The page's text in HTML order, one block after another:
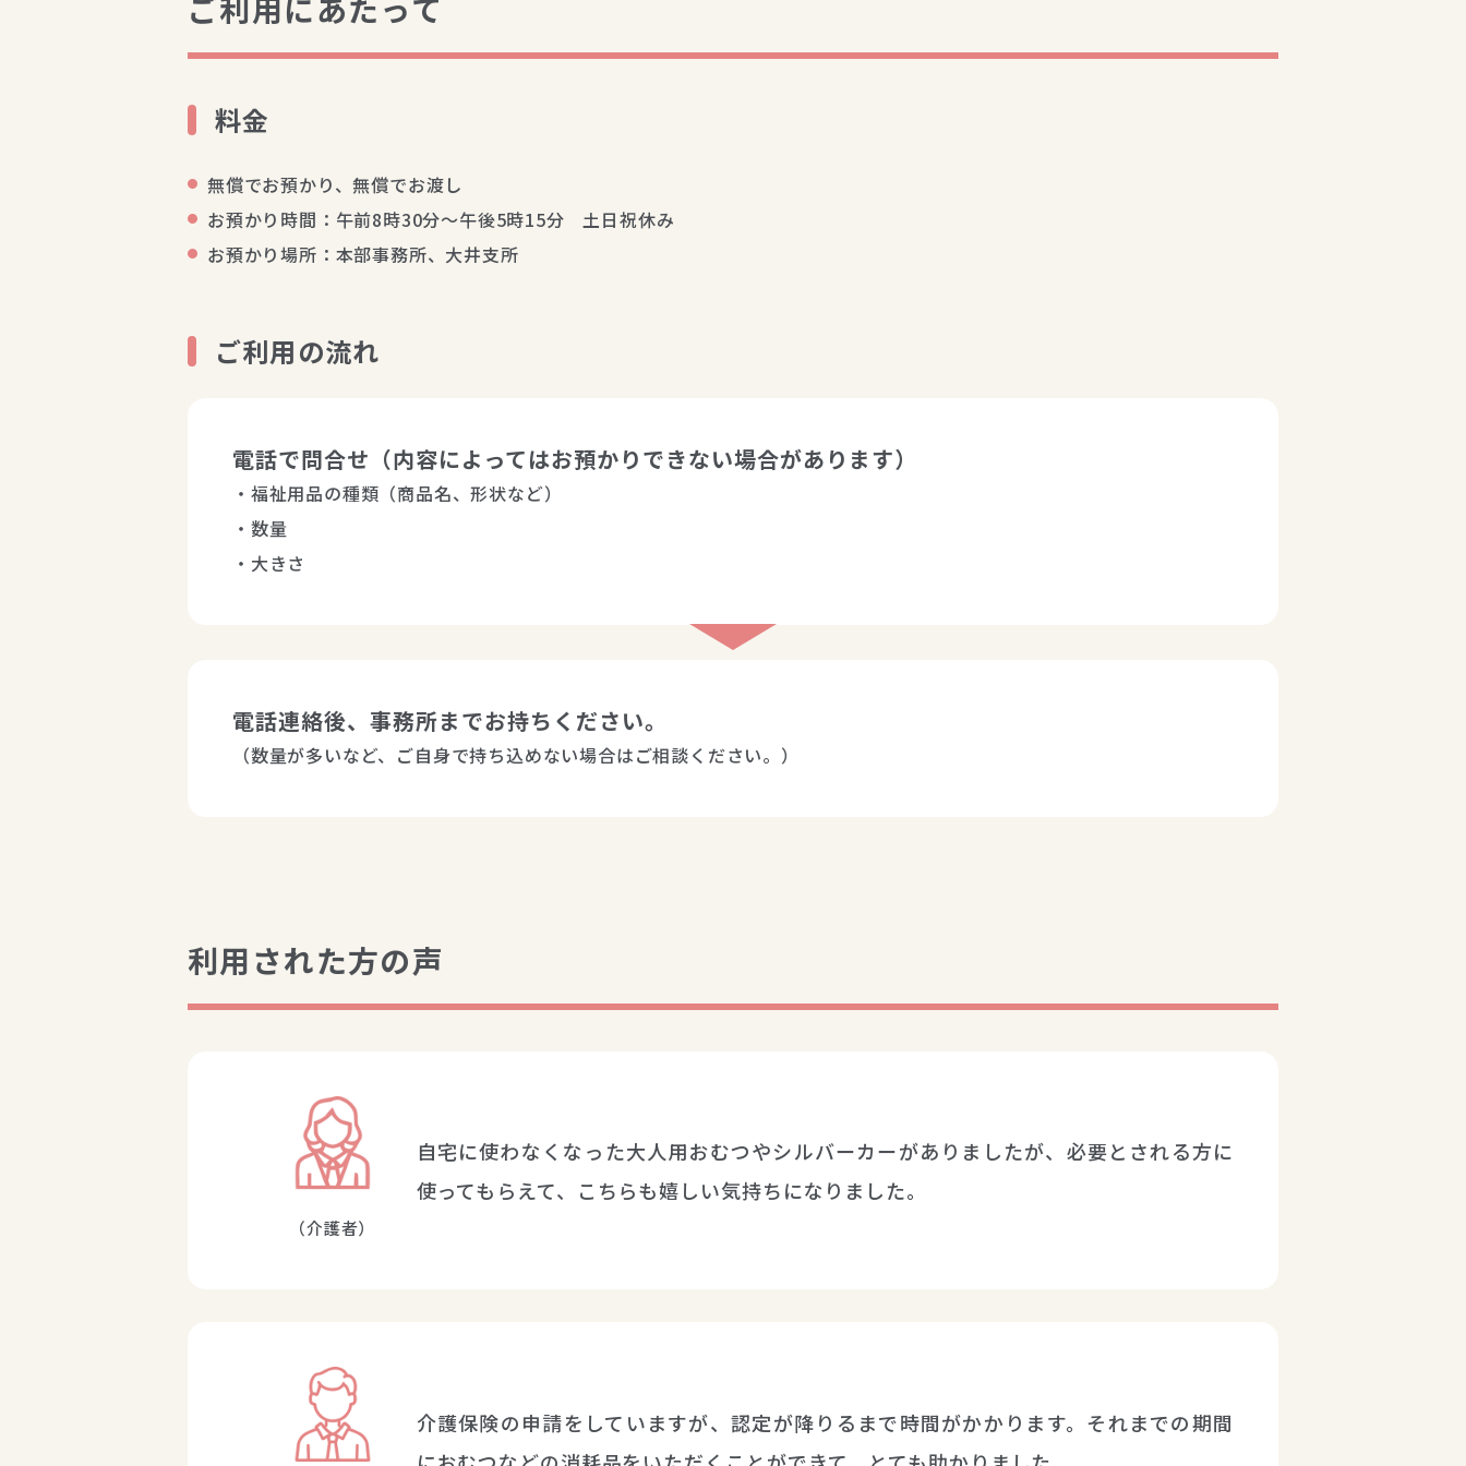
ご利用にあたって
料金
無償でお預かり、無償でお渡し
お預かり時間：午前8時30分～午後5時15分 土日祝休み
お預かり場所：本部事務所、大井支所
ご利用の流れ
電話で問合せ（内容によってはお預かりできない場合があります）
・福祉用品の種類（商品名、形状など）
・数量
電話連絡後、事務所までお持ちください。
（数量が多いなど、ご自身で持ち込めない場合はご相談ください。）
利用された方の声
（介護者）
自宅に使わなくなった大人用おむつやシルバーカーがありましたが、必要とされる方に
使ってもらえて、こちらも嬉しい気持ちになりました。
介護保険の申請をしていますが、認定が降りるまで時間がかかります。それまでの期間